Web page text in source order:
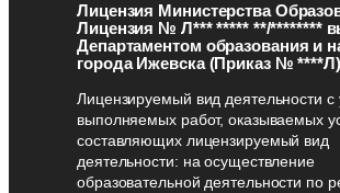
Лицензия Министерства
Лицензия № Л*** ***** **/********
Департаментом образования и
города Ижевска (Приказ № ****Л)
Лицензируемый вид деятельности с
выполняемых работ, оказываемых
составляющих лицензируемый вид
деятельности: на осуществление
образовательной деятельности по